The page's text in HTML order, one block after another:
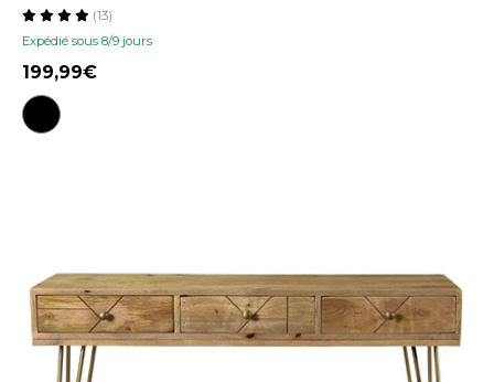
Expédié sous 8/9 jours
(13)
199,99